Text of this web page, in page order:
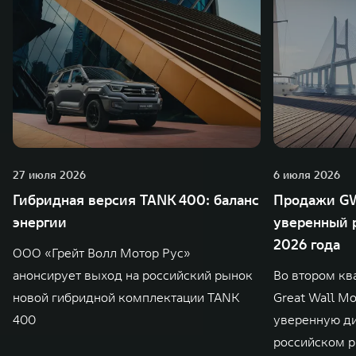
27 июля 2026
Гибридная версия TANK 400: баланс
энергии
ООО «Грейт Волл Мотор Рус»
анонсирует выход на российский рынок
новой гибридной комплектации TANK
400
6 июля 2026
Продажи
уверенный
2026 года
Во втором
Great Wall
уверенную
российском